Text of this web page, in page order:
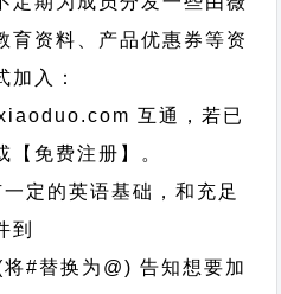
育资料、产品优惠券等资
加入：
互通，若已
【免费注册】。
定的英语基础，和充足
到
#替换为@) 告知想要加